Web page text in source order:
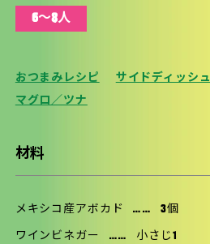
6〜8人
おつまみレシピ サイドディッシュ
マグロ／ツナ
材料
メキシコ産アボカド …… 3個
ワインビネガー …… 小さじ1